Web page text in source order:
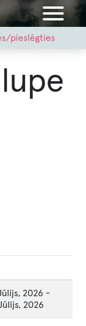
pieslēgties
2026 -
2026